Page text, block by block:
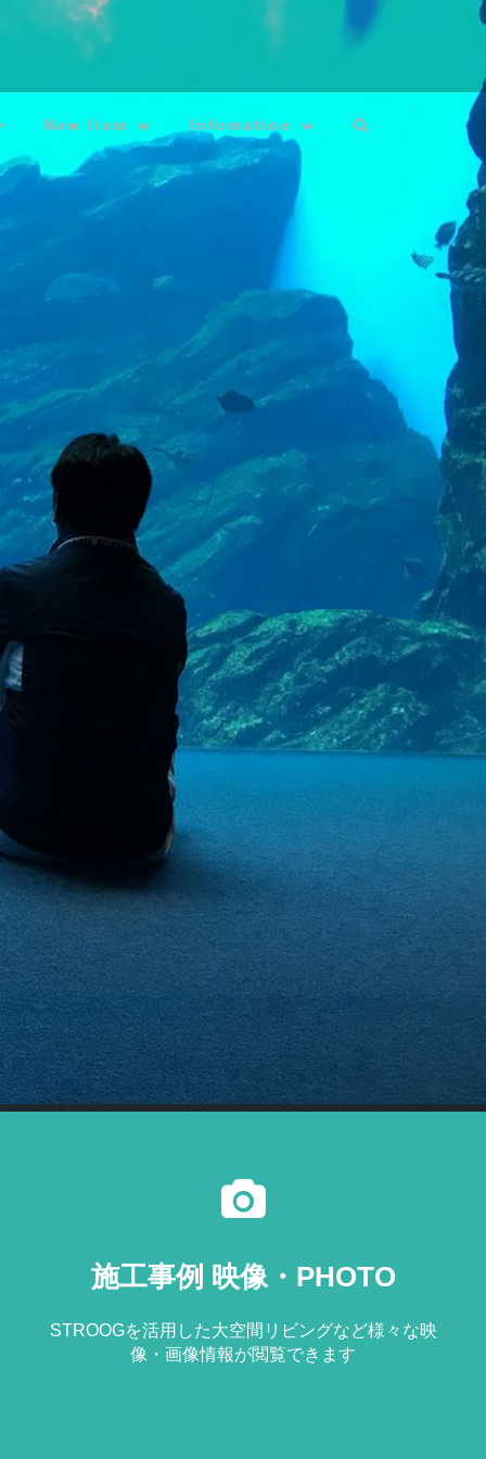
New Item Infomation
施工事例 映像・PHOTO
STROOGを活用した大空間リビングなど様々な映
像・画像情報が閲覧できます